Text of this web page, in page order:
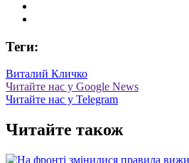
Теги:
Виталий Кличко
Читайте нас у Google News
Читайте нас у Telegram
Читайте також